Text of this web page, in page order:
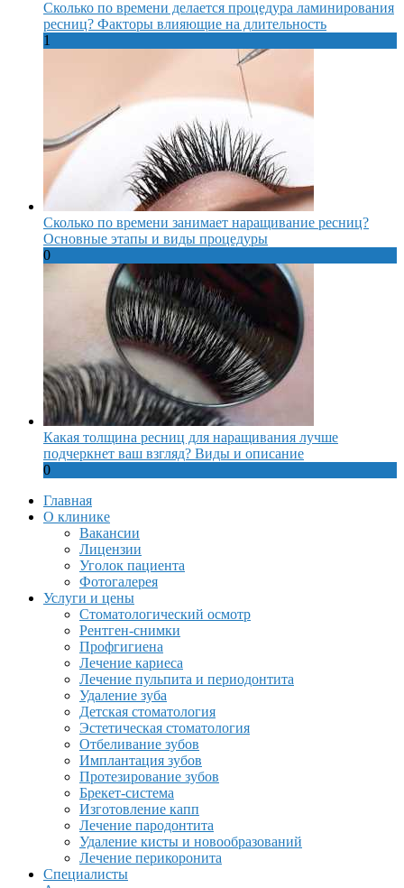
Сколько по времени делается процедура ламинирования
ресниц? Факторы влияющие на длительность
1
Сколько по времени занимает наращивание ресниц?
Основные этапы и виды процедуры
0
Какая толщина ресниц для наращивания лучше
подчеркнет ваш взгляд? Виды и описание
0
Главная
О клинике
Вакансии
Лицензии
Уголок пациента
Фотогалерея
Услуги и цены
Стоматологический осмотр
Рентген-снимки
Профгигиена
Лечение кариеса
Лечение пульпита и периодонтита
Удаление зуба
Детская стоматология
Эстетическая стоматология
Отбеливание зубов
Имплантация зубов
Протезирование зубов
Брекет-система
Изготовление капп
Лечение пародонтита
Удаление кисты и новообразований
Лечение перикоронита
Специалисты